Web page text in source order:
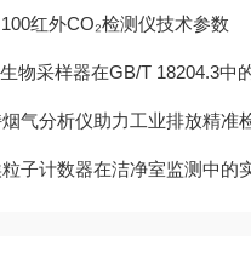
红外CO₂检测仪技术参数
采样器在GB/T 18204.3中的技术
气分析仪助力工业排放精准
子计数器在洁净室监测中的实用